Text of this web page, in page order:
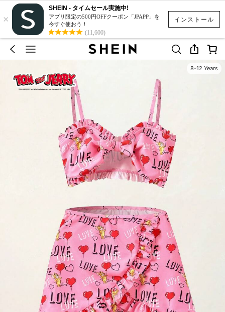
インストール
×
SHEIN - タイムセール実施中!
アプリ限定の500円OFFクーポン「JPAPP」を
今すぐ使おう！
(11,600)
8-12 Years